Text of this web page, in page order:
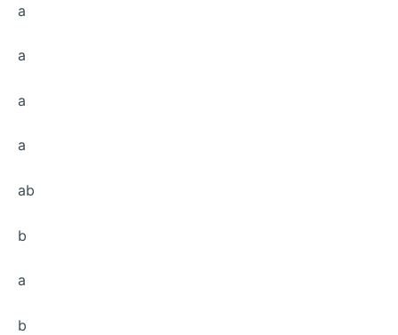
a
a
a
a
ab
b
a
b